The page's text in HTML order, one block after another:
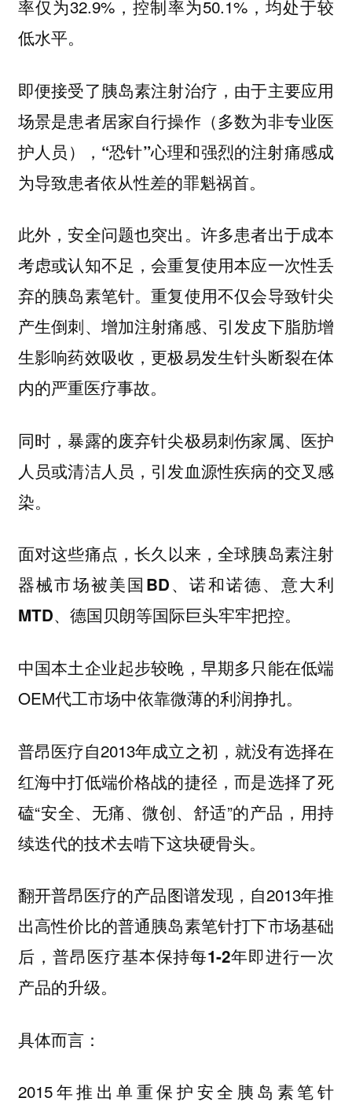
率仅为32.9%，控制率为50.1%，均处于较
低水平。
即便接受了胰岛素注射治疗，由于主要应用
场景是患者居家自行操作（多数为非专业医
护人员）， “恐针”心理和强烈的注射痛感成
为导致患者依从性差的罪魁祸首。
此外，安全问题也突出。许多患者出于成本
考虑或认知不足，会重复使用本应一次性丢
弃的胰岛素笔针。重复使用不仅会导致针尖
产生倒刺、增加注射痛感、引发皮下脂肪增
生影响药效吸收，更极易发生针头断裂在体
内的严重医疗事故。
同时，暴露的废弃针尖极易刺伤家属、医护
人员或清洁人员，引发血源性疾病的交叉感
染。
面对这些痛点，长久以来，全球胰岛素注射
器械市场被美国BD、诺和诺德、意大利
MTD、德国贝朗等国际巨头牢牢把控。
中国本土企业起步较晚，早期多只能在低端
OEM代工市场中依靠微薄的利润挣扎。
普昂医疗自2013年成立之初，就没有选择在
红海中打低端价格战的捷径，而是选择了死
磕“安全、无痛、微创、舒适”的产品，用持
续迭代的技术去啃下这块硬骨头。
翻开普昂医疗的产品图谱发现，自2013年推
出高性价比的普通胰岛素笔针打下市场基础
后， 普昂医疗基本保持每1-2年即进行一次
产品的升级。
具体而言：
2015年推出单重保护安全胰岛素笔针